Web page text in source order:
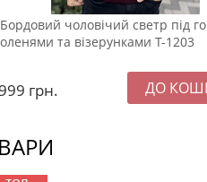
Бордовий чоловічий светр під
оленями та візерунками Т-1203
999 грн.